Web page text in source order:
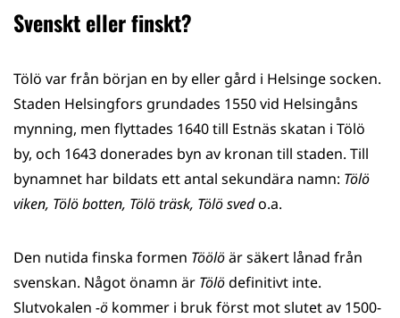
Svenskt eller finskt?
Tölö var från början en by eller gård i Helsinge socken.
Staden Helsingfors grundades 1550 vid Helsingåns
mynning, men flyttades 1640 till Estnäs skatan i Tölö
by, och 1643 donerades byn av kronan till staden. Till
bynamnet har bildats ett antal sekundära namn: Tölö
viken, Tölö botten, Tölö träsk, Tölö svedo.a.
Den nutida finska formen Töölöär säkert lånad från
svenskan. Något önamn är Tölödefinitivt inte.
Slutvokalen -ö kommer i bruk först mot slutet av 1500-